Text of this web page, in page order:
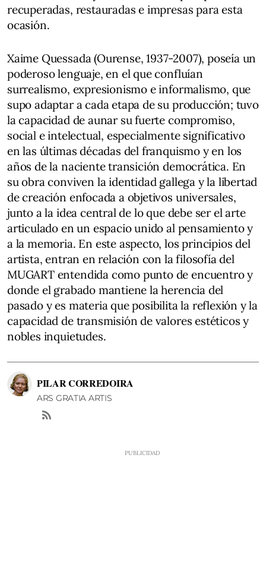
recuperadas, restauradas e impresas para esta
ocasión.
Xaime Quessada (Ourense, 1937-2007), poseía un
poderoso lenguaje, en el que confluían
surrealismo, expresionismo e informalismo, que
supo adaptar a cada etapa de su producción; tuvo
la capacidad de aunar su fuerte compromiso,
social e intelectual, especialmente significativo
en las últimas décadas del franquismo y en los
años de la naciente transición democrática. En
su obra conviven la identidad gallega y la libertad
de creación enfocada a objetivos universales,
junto a la idea central de lo que debe ser el arte
articulado en un espacio unido al pensamiento y
a la memoria. En este aspecto, los principios del
artista, entran en relación con la filosofía del
MUGART entendida como punto de encuentro y
donde el grabado mantiene la herencia del
pasado y es materia que posibilita la reflexión y la
capacidad de transmisión de valores estéticos y
nobles inquietudes.
PILAR CORREDOIRA
ARS GRATIA ARTIS